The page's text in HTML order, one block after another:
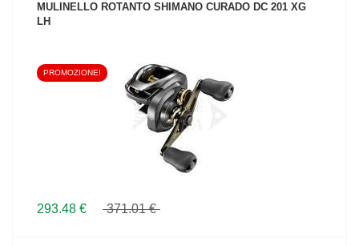
MULINELLO ROTANTO SHIMANO CURADO DC 201 XG
LH
VEDI IL PRODOTTO
PROMOZIONE!
293.48 € 371.01 €